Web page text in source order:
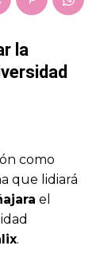
la
como
que lidiará
el
.